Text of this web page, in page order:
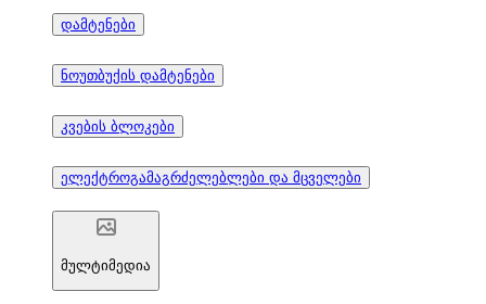
დამტენები
ნოუთბუქის დამტენები
კვების ბლოკები
ელექტროგამაგრძელებლები და მცველები
მულტიმედია